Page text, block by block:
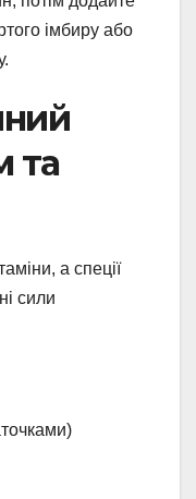
імбиру або
та
а спеції
сили